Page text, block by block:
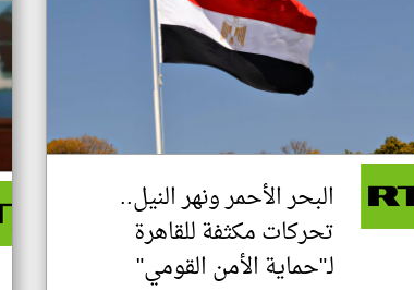
البحر الأحمر ونهر النيل..
تحركات مكثفة للقاهرة
لـ"حماية الأمن القومي"